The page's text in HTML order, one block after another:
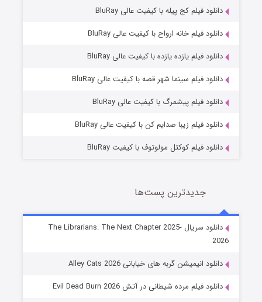
شوهر
دانلود فیلم کج‌ پیله با کیفیت عالی BluRay
دانلود فیلم خانه ارواح با کیفیت عالی BluRay
دانلود فیلم یازده یازده با کیفیت عالی BluRay
دانلود فیلم سینما شهر قصه با کیفیت عالی BluRay
دانلود فیلم پیشمرگ با کیفیت عالی BluRay
دانلود فیلم زیبا صدایم کن با کیفیت عالی BluRay
دانلود فیلم کوکتل مولوتوف با کیفیت BluRay
جدیدترین پست‌ها
دانلود سریال The Librarians: The Next Chapter 2025-
2026
دانلود انیمیشن گربه های خیابانی Alley Cats 2026
دانلود فیلم مرده شیطانی در آتش Evil Dead Burn 2026